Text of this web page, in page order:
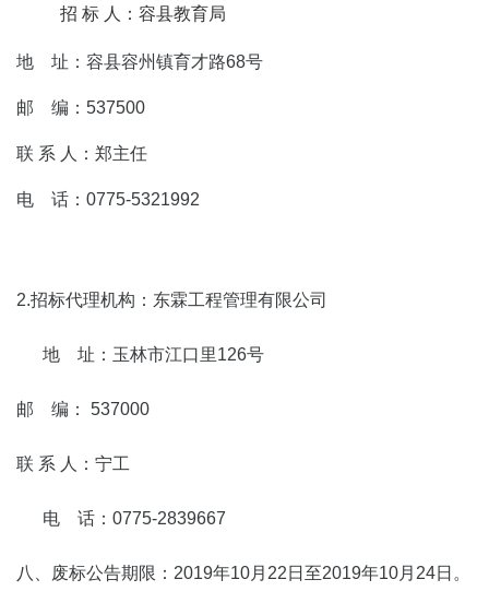
招 标 人：容县教育局
地 址：容县容州镇育才路68号
邮 编：537500
联 系 人：郑主任
电 话：0775-5321992
2.招标代理机构：东霖工程管理有限公司
地 址：玉林市江口里126号
邮 编： 537000
联 系 人：宁工
电 话：0775-2839667
八、废标公告期限：2019年10月22日至2019年10月24日。